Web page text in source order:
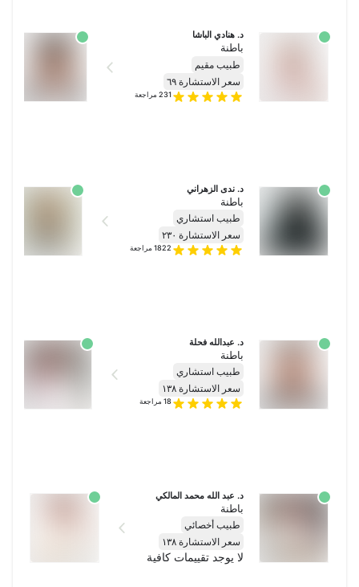
د. هنادي الباشا
باطنة
طبيب مقيم
سعر الاستشارة ٦٩
231 مراجعة
د. ندى الزهراني
باطنة
طبيب استشاري
سعر الاستشارة ٢٣٠
1822 مراجعة
د. عبدالله فحلة
باطنة
طبيب استشاري
سعر الاستشارة ١٣٨
18 مراجعة
د. عبد الله محمد المالكي
باطنة
طبيب أخصائي
سعر الاستشارة ١٣٨
لا يوجد تقييمات كافية